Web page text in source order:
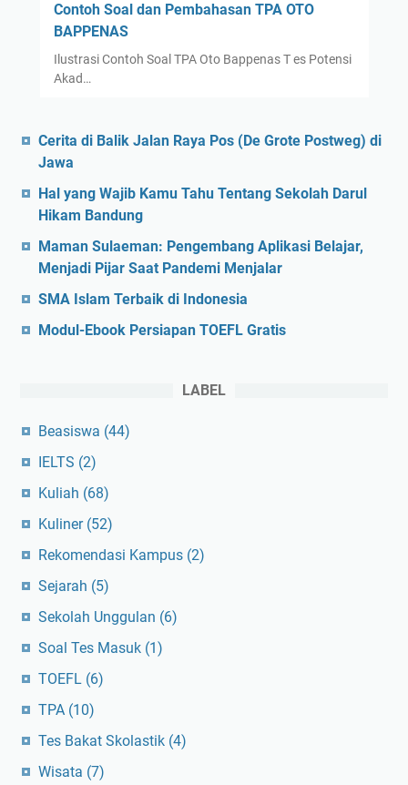
Contoh Soal dan Pembahasan TPA OTO
BAPPENAS
Ilustrasi Contoh Soal TPA Oto Bappenas T es Potensi
Akad…
Cerita di Balik Jalan Raya Pos (De Grote Postweg) di
Jawa
Hal yang Wajib Kamu Tahu Tentang Sekolah Darul
Hikam Bandung
Maman Sulaeman: Pengembang Aplikasi Belajar,
Menjadi Pijar Saat Pandemi Menjalar
SMA Islam Terbaik di Indonesia
Modul-Ebook Persiapan TOEFL Gratis
LABEL
Beasiswa (44)
IELTS (2)
Kuliah (68)
Kuliner (52)
Rekomendasi Kampus (2)
Sejarah (5)
Sekolah Unggulan (6)
Soal Tes Masuk (1)
TOEFL (6)
TPA (10)
Tes Bakat Skolastik (4)
Wisata (7)